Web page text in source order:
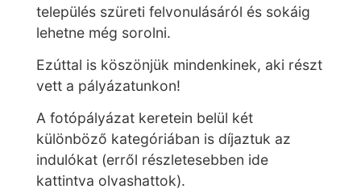
település szüreti felvonulásáról és sokáig
lehetne még sorolni.
Ezúttal is köszönjük mindenkinek, aki részt
vett a pályázatunkon!
A fotópályázat keretein belül két
különböző kategóriában is díjaztuk az
indulókat (erről részletesebben ide
kattintva olvashattok).